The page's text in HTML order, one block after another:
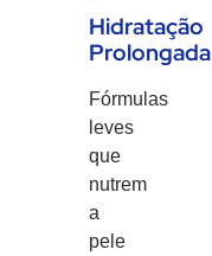
Hidratação
Prolongada
Fórmulas
leves
que
nutrem
a
pele